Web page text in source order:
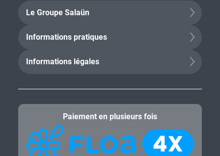
Le Groupe Salaün
Informations pratiques
Informations légales
Paiement en plusieurs fois